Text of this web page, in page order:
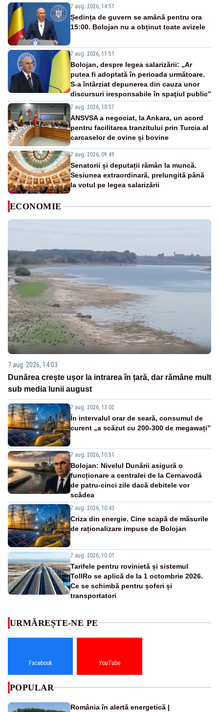
7 aug. 2026, 14:51
Ședința de guvern se amână pentru ora
15:00. Bolojan nu a obținut toate avizele
7 aug. 2026, 11:51
Bolojan, despre legea salarizării: „Ar
putea fi adoptată în perioada următoare.
S-a întârziat depunerea din cauza unor
discursuri iresponsabile în spaţiul public”
7 aug. 2026, 10:57
ANSVSA a negociat, la Ankara, un acord
pentru facilitarea tranzitului prin Turcia al
carcaselor de ovine și bovine
7 aug. 2026, 09:49
Senatorii și deputații rămân la muncă.
Sesiunea extraordinară, prelungită până
la votul pe legea salarizării
ECONOMIE
7 aug. 2026, 14:03
Dunărea crește ușor la intrarea în țară, dar rămâne mult
sub media lunii august
7 aug. 2026, 13:02
În intervalul orar de seară, consumul de
curent „a scăzut cu 200-300 de megawați”
7 aug. 2026, 10:51
Bolojan: Nivelul Dunării asigură o
funcționare a centralei de la Cernavodă
de patru-cinci zile dacă debitele vor
scădea
7 aug. 2026, 10:43
Criza din energie. Cine scapă de măsurile
de raționalizare impuse de Bolojan
7 aug. 2026, 10:01
Tarifele pentru rovinietă și sistemul
TollRo se aplică de la 1 octombrie 2026.
Ce se schimbă pentru șoferi și
transportatori
URMĂREȘTE-NE PE
Facebook YouTube
POPULAR
România în alertă energetică |